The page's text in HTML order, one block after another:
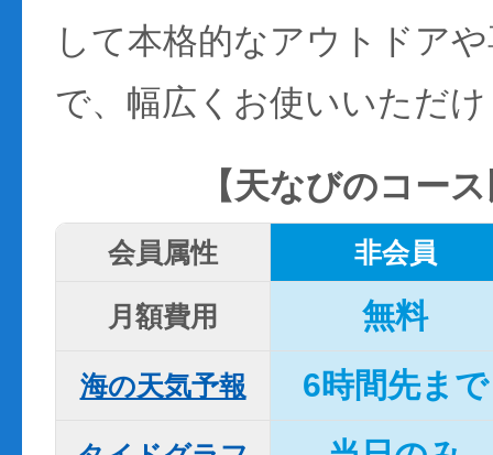
して本格的なアウトドア
で、幅広くお使いいただ
【天なびのコー
会員属性 非会員
月額費用 無料
海の天気予報 6時間先まで